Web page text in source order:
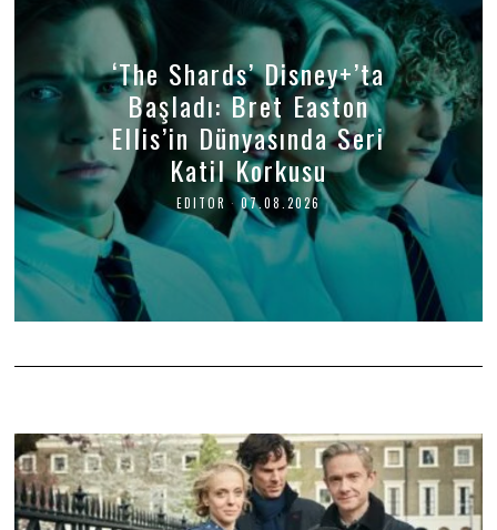
‘The Shards’ Disney+’ta
Başladı: Bret Easton
Ellis’in Dünyasında Seri
Katil Korkusu
EDITOR 07.08.2026 0
7
.
0
.
0